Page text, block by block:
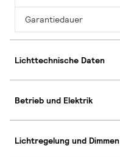
Garantiedauer
Lichttechnische Daten
Betrieb und Elektrik
Lichtregelung und Dimmen